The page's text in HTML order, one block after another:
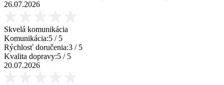
26.07.2026
Skvelá komunikácia
Komunikácia:5 / 5
Rýchlosť doručenia:3 / 5
Kvalita dopravy:5 / 5
20.07.2026